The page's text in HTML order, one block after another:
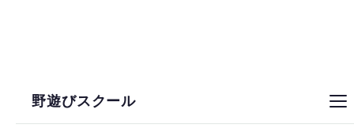
野遊びスクール